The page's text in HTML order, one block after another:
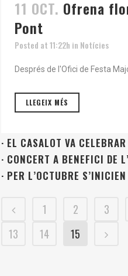
11 OCT. Ofrena
Pont
Posted at 11:22h in Notícies
Després de l'Ofici de Festa
LLEGEIX MÉS
· EL CASALOT VA
· CONCERT A BENEFICI DE
· PER L’OCTUBRE
1 2 3
13
14 15